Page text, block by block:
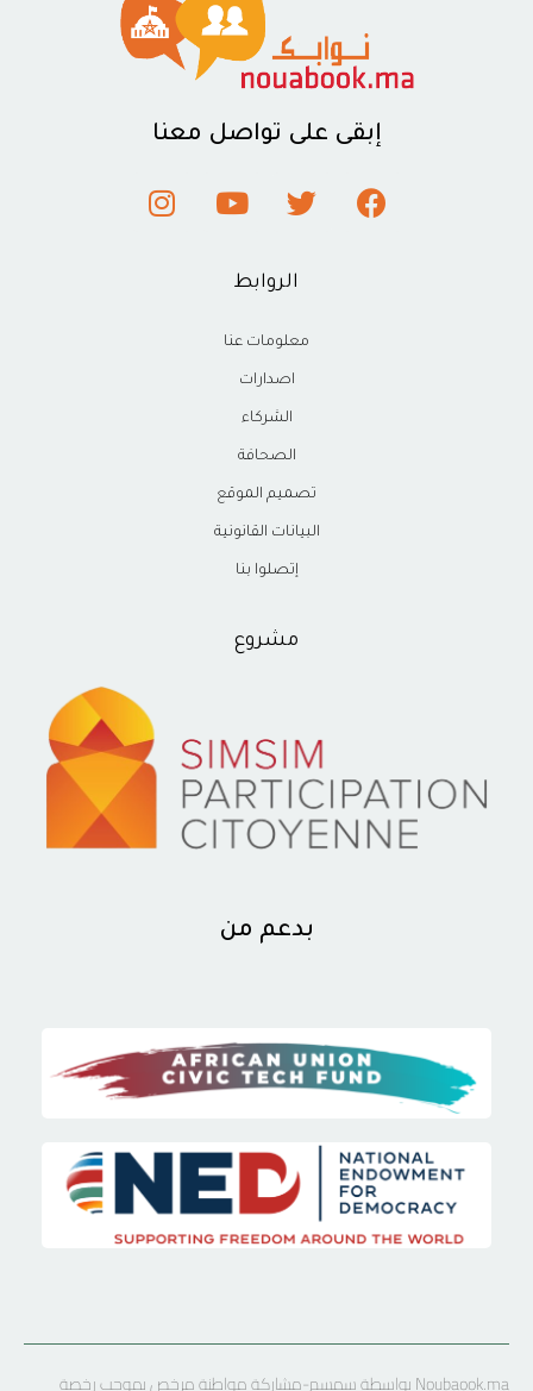
إبقى على تواصل معنا
الروابط
معلومات عنا
اصدارات
الشركاء
الصحافة
تصميم الموقع
البيانات القانونية
إتصلوا بنا
مشروع
بدعم من
Noubaook.ma بواسطة سمسم-مشاركة مواطنة مرخص بموجب رخصة